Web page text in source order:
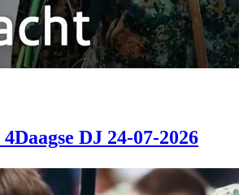
DJ 24-07-2026